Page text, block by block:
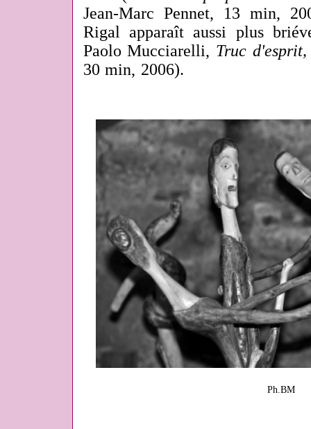
Jean-Marc Pennet, 13 min,
Rigal apparaît aussi plus
Paolo Mucciarelli, Truc
30 min, 2006).
Ph.BM